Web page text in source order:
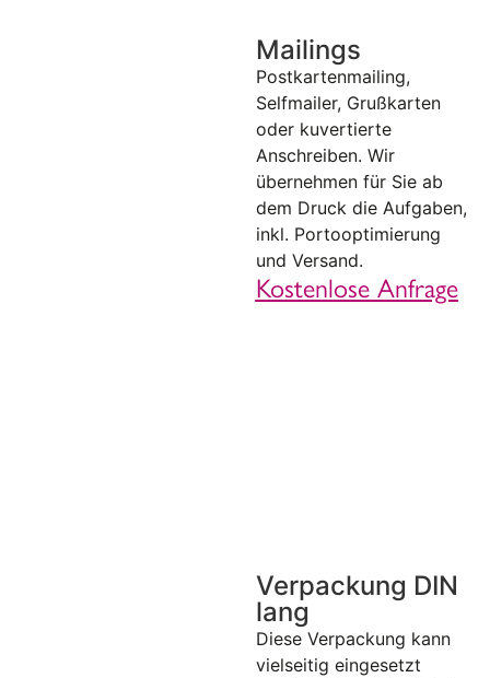
Mailings
Postkartenmailing,
Selfmailer, Grußkarten
oder kuvertierte
Anschreiben. Wir
übernehmen für Sie ab
dem Druck die Aufgaben,
inkl. Portooptimierung
und Versand.
Kostenlose Anfrage
Verpackung DIN
lang
Diese Verpackung kann
vielseitig eingesetzt